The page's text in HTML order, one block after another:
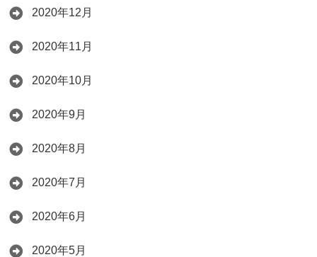
2020年12月
2020年11月
2020年10月
2020年9月
2020年8月
2020年7月
2020年6月
2020年5月